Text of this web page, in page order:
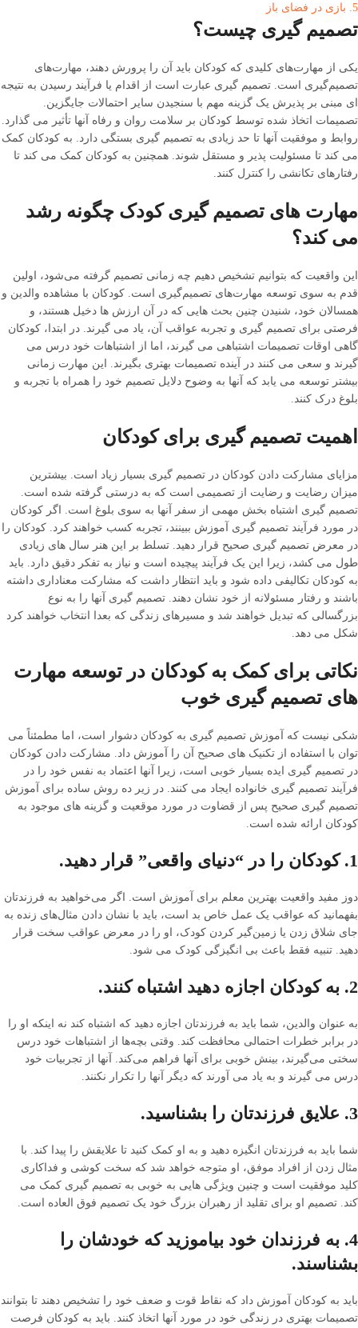
5. بازی در فضای باز
تصمیم گیری چیست؟
یکی از مهارت‌های کلیدی که کودکان باید آن را پرورش دهند، مهارت‌های
تصمیم‌گیری است. تصمیم گیری عبارت است از اقدام یا فرآیند رسیدن به نتیجه
ای مبنی بر پذیرش یک گزینه مهم با سنجیدن سایر احتمالات جایگزین.
تصمیمات اتخاذ شده توسط کودکان بر سلامت روان و رفاه آنها تأثیر می گذارد.
روابط و موفقیت آنها تا حد زیادی به تصمیم گیری بستگی دارد. به کودکان کمک
می کند تا مسئولیت پذیر و مستقل شوند. همچنین به کودکان کمک می کند تا
رفتارهای تکانشی را کنترل کنند.
مهارت های تصمیم گیری کودک چگونه رشد
می کند؟
این واقعیت که بتوانیم تشخیص دهیم چه زمانی تصمیم گرفته می‌شود، اولین
قدم به سوی توسعه مهارت‌های تصمیم‌گیری است. کودکان با مشاهده والدین و
همسالان خود، شنیدن چنین بحث هایی که در آن ارزش ها دخیل هستند، و
فرصتی برای تصمیم گیری و تجربه عواقب آن، یاد می گیرند. در ابتدا، کودکان
گاهی اوقات تصمیمات اشتباهی می گیرند، اما از اشتباهات خود درس می
گیرند و سعی می کنند در آینده تصمیمات بهتری بگیرند. این مهارت زمانی
بیشتر توسعه می یابد که آنها به وضوح دلایل تصمیم خود را همراه با تجربه و
بلوغ درک کنند.
اهمیت تصمیم گیری برای کودکان
مزایای مشارکت دادن کودکان در تصمیم گیری بسیار زیاد است. بیشترین
میزان رضایت و رضایت از تصمیمی است که به درستی گرفته شده است.
تصمیم گیری اشتباه بخش مهمی از سفر آنها به سوی بلوغ است. اگر کودکان
در مورد فرآیند تصمیم گیری آموزش ببینند، تجربه کسب خواهند کرد. کودکان را
در معرض تصمیم گیری صحیح قرار دهید. تسلط بر این هنر سال های زیادی
طول می کشد، زیرا این یک فرآیند پیچیده است و نیاز به تفکر دقیق دارد. باید
به کودکان تکالیفی داده شود و باید انتظار داشت که مشارکت معناداری داشته
باشند و رفتار مسئولانه از خود نشان دهند. تصمیم گیری آنها را به نوع
بزرگسالی که تبدیل خواهند شد و مسیرهای زندگی که بعدا انتخاب خواهند کرد
شکل می دهد.
نکاتی برای کمک به کودکان در توسعه مهارت
های تصمیم گیری خوب
شکی نیست که آموزش تصمیم گیری به کودکان دشوار است، اما مطمئناً می
توان با استفاده از تکنیک های صحیح آن را آموزش داد. مشارکت دادن کودکان
در تصمیم گیری ایده بسیار خوبی است، زیرا آنها اعتماد به نفس خود را در
فرآیند تصمیم گیری خانواده ایجاد می کنند. در زیر ده روش ساده برای آموزش
تصمیم گیری صحیح پس از قضاوت در مورد موقعیت و گزینه های موجود به
کودکان ارائه شده است.
1. کودکان را در “دنیای واقعی” قرار دهید.
دوز مفید واقعیت بهترین معلم برای آموزش است. اگر می‌خواهید به فرزندتان
بفهمانید که عواقب یک عمل خاص بد است، باید با نشان دادن مثال‌های زنده به
جای شلاق زدن یا زمین‌گیر کردن کودک، او را در معرض عواقب سخت قرار
دهید. تنبیه فقط باعث بی انگیزگی کودک می شود.
2. به کودکان اجازه دهید اشتباه کنند.
به عنوان والدین، شما باید به فرزندتان اجازه دهید که اشتباه کند نه اینکه او را
در برابر خطرات احتمالی محافظت کند. وقتی بچه‌ها از اشتباهات خود درس
سختی می‌گیرند، بینش خوبی برای آنها فراهم می‌کند. آنها از تجربیات خود
درس می گیرند و به یاد می آورند که دیگر آنها را تکرار نکنند.
3. علایق فرزندتان را بشناسید.
شما باید به فرزندتان انگیزه دهید و به او کمک کنید تا علایقش را پیدا کند. با
مثال زدن از افراد موفق، او متوجه خواهد شد که سخت کوشی و فداکاری
کلید موفقیت است و چنین ویژگی هایی به خوبی به تصمیم گیری کمک می
کند. تصمیم او برای تقلید از رهبران بزرگ خود یک تصمیم فوق العاده است.
4. به فرزندان خود بیاموزید که خودشان را
بشناسند.
باید به کودکان آموزش داد که نقاط قوت و ضعف خود را تشخیص دهند تا بتوانند
تصمیمات بهتری در زندگی خود در مورد آنها اتخاذ کنند. باید به کودکان فرصت